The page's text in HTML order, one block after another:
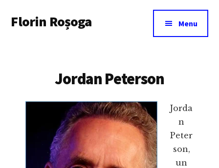
main
menu
Florin Roșoga Menu
Jordan Peterson
Jorda
n
Peter
son,
un